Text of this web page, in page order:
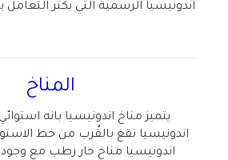
اندونيسيا الرسمية التي يكثر التعامل
المناخ
يتميز مناخ اندونيسيا بانه
اندونيسيا تقع بالقُرب من خط
اندونيسيا مناخ حار رطب مع